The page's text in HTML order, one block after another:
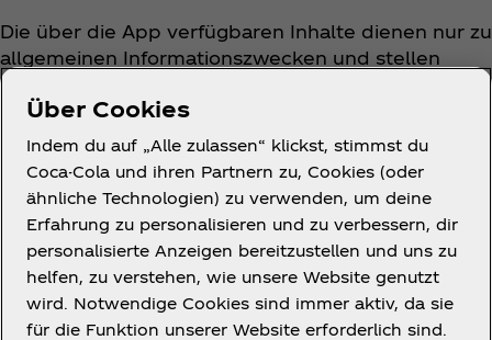
Die über die App verfügbaren Inhalte dienen nur zu
allgemeinen Informationszwecken und stellen
keine Beratung dar. Wir versuchen, die App
jederzeit funktionsfähig zu halten, können aber
nicht garantieren, dass sie immer verfügbar,
aktualisiert, vollständig, korrekt oder sicher sind.
Die App kann Fehler und Materialien enthalten, die
gegen diese Bedingungen verstoßen. Auch können
andere Personen die App ohne unsere
Zustimmung ändern. Wenn du derartige
Änderungen siehst, kontaktiere uns bitte unter
info@coke.at
Über Cookies
Indem du auf „Alle zulassen“ klickst, stimmst du
Coca-Cola und ihren Partnern zu, Cookies (oder
ähnliche Technologien) zu verwenden, um deine
Erfahrung zu personalisieren und zu verbessern, dir
personalisierte Anzeigen bereitzustellen und uns zu
helfen, zu verstehen, wie unsere Website genutzt
wird. Notwendige Cookies sind immer aktiv, da sie
für die Funktion unserer Website erforderlich sind.